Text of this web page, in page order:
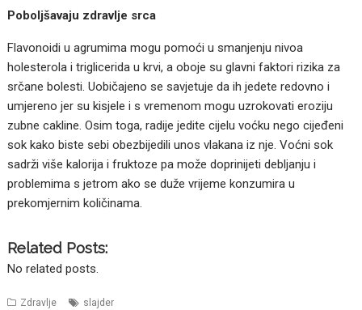
Poboljšavaju zdravlje srca
Flavonoidi u agrumima mogu pomoći u smanjenju nivoa
holesterola i triglicerida u krvi, a oboje su glavni faktori rizika za
srčane bolesti. Uobičajeno se savjetuje da ih jedete redovno i
umjereno jer su kisjele i s vremenom mogu uzrokovati eroziju
zubne cakline. Osim toga, radije jedite cijelu voćku nego cijeđeni
sok kako biste sebi obezbijedili unos vlakana iz nje. Voćni sok
sadrži više kalorija i fruktoze pa može doprinijeti debljanju i
problemima s jetrom ako se duže vrijeme konzumira u
prekomjernim količinama.
Related Posts:
No related posts.
Zdravlje slajder